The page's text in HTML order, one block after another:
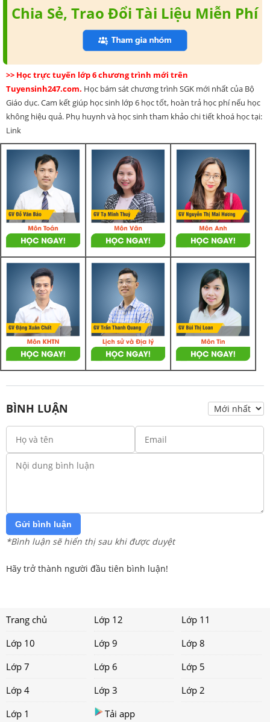
Chia Sẻ, Trao Đổi Tài Liệu Miễn Phí
>> Học trực tuyến lớp 6 chương trình mới trên
Tuyensinh247.com. Học bám sát chương trình SGK mới nhất của Bộ
Giáo dục. Cam kết giúp học sinh lớp 6 học tốt, hoàn trả học phí nếu học
không hiệu quả. Phụ huynh và học sinh tham khảo chi tiết khoá học tại:
Link
BÌNH LUẬN
Gửi bình luận
*Bình luận sẽ hiển thị sau khi được duyệt
Hãy trở thành người đầu tiên bình luận!
Trang chủ Lớp 12
Lớp 11
Lớp 10
Lớp 9
Lớp 8
Lớp 7
Lớp 6
Lớp 5
Lớp 4
Lớp 3
Lớp 2
Lớp 1
Tải app